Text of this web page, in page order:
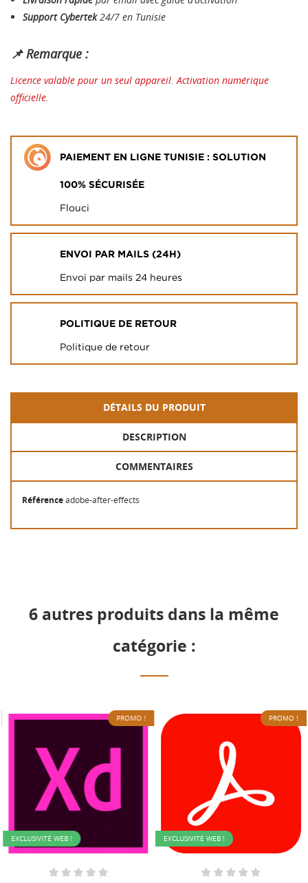
Support Cybertek24/7 en Tunisie
📌 Remarque :
Licence valable pour un seul appareil. Activation numérique
officielle.
PAIEMENT EN LIGNE TUNISIE : SOLUTION
100% SÉCURISÉE
Flouci
ENVOI PAR MAILS (24H)
Envoi par mails 24 heures
POLITIQUE DE RETOUR
Politique de retour
DÉTAILS DU PRODUIT
DESCRIPTION
COMMENTAIRES
Référenceadobe-after-effects
6 autres produits dans la même
catégorie :
EXCLUSIVITÉ WEB !
PROMO !
EXCLUSIVITÉ WEB !
PROMO !